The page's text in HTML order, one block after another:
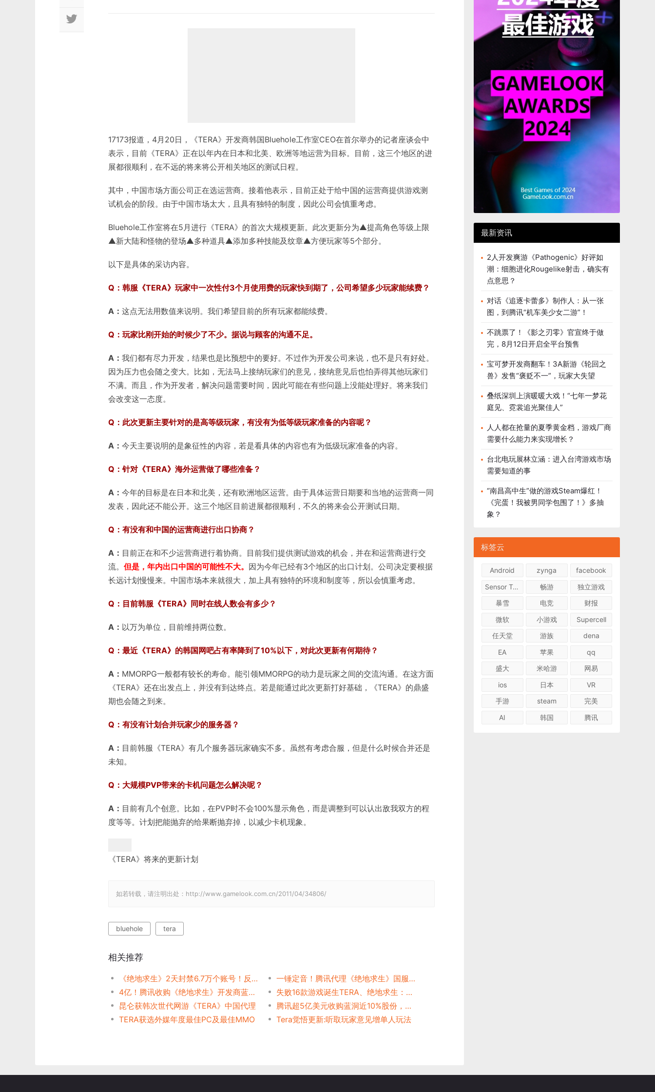
17173报道，4月20日，《TERA》开发商韩国Bluehole工作室CEO在首尔举办的记者座谈会中
表示，目前《TERA》正在以年内在日本和北美、欧洲等地运营为目标。目前，这三个地区的进
展都很顺利，在不远的将来将公开相关地区的测试日程。
其中，中国市场方面公司正在选运营商。接着他表示，目前正处于给中国的运营商提供游戏测
试机会的阶段。由于中国市场太大，且具有独特的制度，因此公司会慎重考虑。
Bluehole工作室将在5月进行《TERA》的首次大规模更新。此次更新分为▲提高角色等级上限
▲新大陆和怪物的登场▲多种道具▲添加多种技能及纹章▲方便玩家等5个部分。
以下是具体的采访内容。
Q：韩服《TERA》玩家中一次性付3个月使用费的玩家快到期了，公司希望多少玩家能续费？
A： 这点无法用数值来说明。我们希望目前的所有玩家都能续费。
Q：玩家比刚开始的时候少了不少。据说与顾客的沟通不足。
A： 我们都有尽力开发，结果也是比预想中的要好。不过作为开发公司来说，也不是只有好处。
因为压力也会随之变大。比如，无法马上接纳玩家们的意见，接纳意见后也怕弄得其他玩家们
不满。而且，作为开发者，解决问题需要时间，因此可能在有些问题上没能处理好。将来我们
会改变这一态度。
Q：此次更新主要针对的是高等级玩家，有没有为低等级玩家准备的内容呢？
A： 今天主要说明的是象征性的内容，若是看具体的内容也有为低级玩家准备的内容。
Q：针对《TERA》海外运营做了哪些准备？
A： 今年的目标是在日本和北美，还有欧洲地区运营。由于具体运营日期要和当地的运营商一同
发表，因此还不能公开。这三个地区目前进展都很顺利，不久的将来会公开测试日期。
Q：有没有和中国的运营商进行出口协商？
A： 目前正在和不少运营商进行着协商。目前我们提供测试游戏的机会，并在和运营商进行交
流。 但是，年内出口中国的可能性不大。 因为今年已经有3个地区的出口计划。公司决定要根据
长远计划慢慢来。中国市场本来就很大，加上具有独特的环境和制度等，所以会慎重考虑。
Q：目前韩服《TERA》同时在线人数会有多少？
A： 以万为单位，目前维持两位数。
Q：最近《TERA》的韩国网吧占有率降到了10%以下，对此次更新有何期待？
A： MMORPG一般都有较长的寿命。能引领MMORPG的动力是玩家之间的交流沟通。在这方面
《TERA》还在出发点上，并没有到达终点。若是能通过此次更新打好基础，《TERA》的鼎盛
期也会随之到来。
Q：有没有计划合并玩家少的服务器？
A： 目前韩服《TERA》有几个服务器玩家确实不多。虽然有考虑合服，但是什么时候合并还是
未知。
Q：大规模PVP带来的卡机问题怎么解决呢？
A： 目前有几个创意。比如，在PVP时不会100%显示角色，而是调整到可以认出敌我双方的程
度等等。计划把能抛弃的给果断抛弃掉，以减少卡机现象。
《TERA》将来的更新计划
如若转载，请注明出处：http://www.gamelook.com.cn/2011/04/34806/
bluehole tera
相关推荐
《绝地求生》2天封禁6.7万个账号！反作弊系统BattlEye拯救吃鸡
一锤定音！腾讯代理《绝地求生》国服，百万级在线网游到手，数据逆天！
4亿！腾讯收购《绝地求生》开发商蓝洞近5%股份
失败16款游戏诞生TERA、绝地求生：揭秘KRAFTON集团
昆仑获韩次世代网游《TERA》中国代理
腾讯超5亿美元收购蓝洞近10%股份，一年半以来蓝洞市值翻27倍
TERA获选外媒年度最佳PC及最佳MMO
Tera觉悟更新:听取玩家意见增单人玩法
最新资讯
2人开发爽游《Pathogenic》好评如
潮：细胞进化Rougelike射击，确实有
点意思？
对话《追逐卡蕾多》制作人：从一张
图，到腾讯“机车美少女二游”！
不跳票了！《影之刃零》官宣终于做
完，8月12日开启全平台预售
宝可梦开发商翻车！3A新游《轮回之
兽》发售“褒贬不一”，玩家大失望
叠纸深圳上演暖暖大戏！“七年一梦花
庭见、霓裳追光聚佳人”
人人都在抢量的夏季黄金档，游戏厂商
需要什么能力来实现增长？
台北电玩展林立涵：进入台湾游戏市场
需要知道的事
“南昌高中生”做的游戏Steam爆红！
《完蛋！我被男同学包围了！》多抽
象？
标签云
Android zynga
facebook
Sensor Tower
畅游
独立游戏
暴雪
电竞
财报
微软
小游戏
Supercell
任天堂
游族
dena
EA
苹果
qq
盛大
米哈游
网易
ios
日本
VR
手游
steam
完美
AI
韩国 腾讯